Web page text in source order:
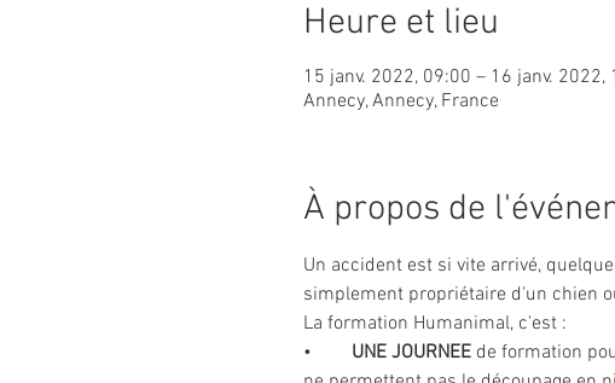
Heure et lieu
15 janv. 2022, 09:00 – 16 janv. 2022,
Annecy, Annecy, France
À propos de
Un accident est si vite arrivé,
simplement propriétaire d'un chien
La formation Humanimal, c'est :
UNE JOURNEE de formation